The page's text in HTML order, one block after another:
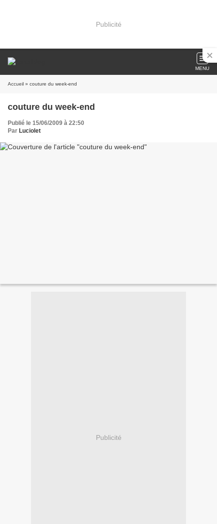
Publicité
MENU
Accueil » couture du week-end
couture du week-end
Publié le 15/06/2009 à 22:50
Par Luciolet
Publicité